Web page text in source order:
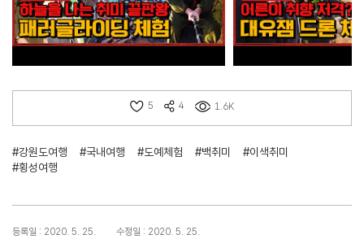
5 4 1.6K
#강원도여행 #국내여행 #도예체험 #백취미
#이색취미
#횡성여행
등록일 : 2020. 5. 25. 수정일 : 2020. 5. 25.